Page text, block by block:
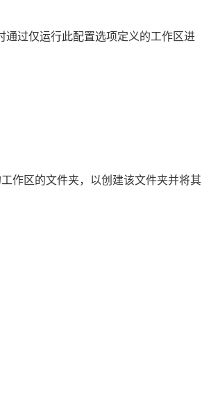
通过仅运行此配置选项定义的工作区进
作区的文件夹，以创建该文件夹并将其